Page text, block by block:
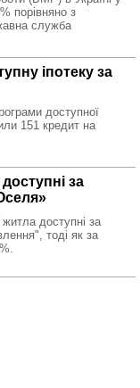
порівняно з
служба
іпотеку за
доступної
151 кредит на
за
житла доступні за
тоді як за